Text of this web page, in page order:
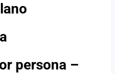
persona –